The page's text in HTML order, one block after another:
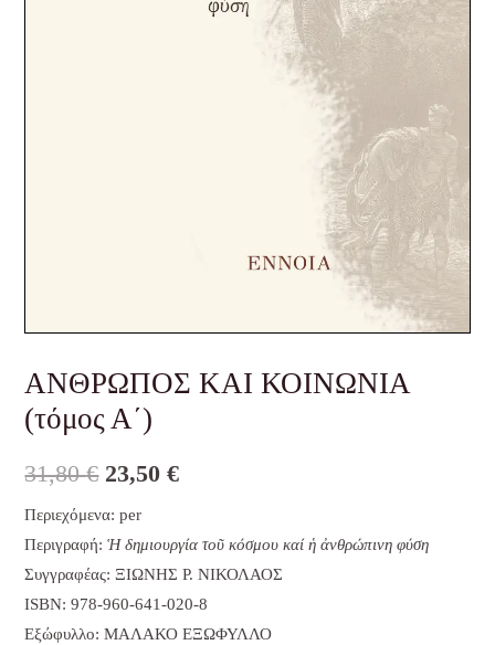
ΑΝΘΡΩΠΟΣ ΚΑΙ ΚΟΙΝΩΝΙΑ
(τόμος Α΄)
31,80€ 23,50€
Περιεχόμενα:per
Περιγραφή:Ἡ δημιουργία τοῦ κόσμου καί ἡ ἀνθρώπινη φύση
Συγγραφέας: ΞΙΩΝΗΣ Ρ. ΝΙΚΟΛΑΟΣ
ISBN: 978-960-641-020-8
Εξώφυλλο: ΜΑΛΑΚΟ ΕΞΩΦΥΛΛΟ